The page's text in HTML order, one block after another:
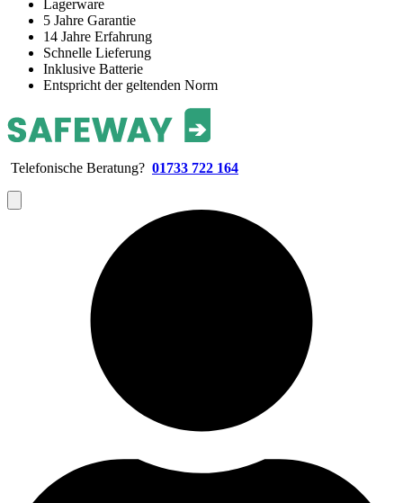
Lagerware
5 Jahre Garantie
14 Jahre Erfahrung
Schnelle Lieferung
Inklusive Batterie
Entspricht der geltenden Norm
Telefonische Beratung? 01733 722 164